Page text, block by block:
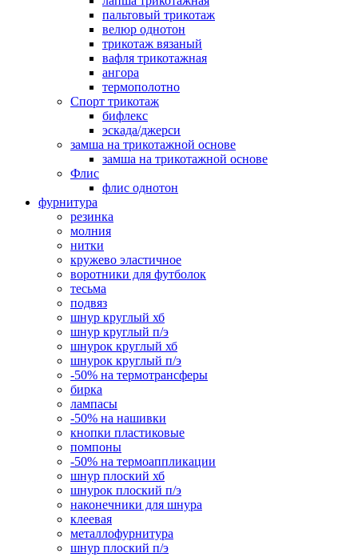
пальтовый трикотаж
велюр однотон
трикотаж вязаный
вафля трикотажная
ангора
термополотно
Спорт трикотаж
бифлекс
эскада/джерси
замша на трикотажной основе
замша на трикотажной основе
Флис
флис однотон
фурнитура
резинка
молния
нитки
кружево эластичное
воротники для футболок
тесьма
подвяз
шнур круглый хб
шнур круглый п/э
шнурок круглый хб
шнурок круглый п/э
-50% на термотрансферы
бирка
лампасы
-50% на нашивки
кнопки пластиковые
помпоны
-50% на термоаппликации
шнур плоский хб
шнурок плоский п/э
наконечники для шнура
клеевая
металлофурнитура
шнур плоский п/э